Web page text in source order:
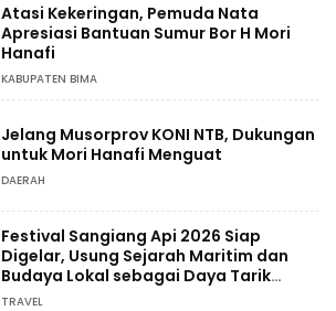
Atasi Kekeringan, Pemuda Nata
Apresiasi Bantuan Sumur Bor H Mori
Hanafi
KABUPATEN BIMA
Jelang Musorprov KONI NTB, Dukungan
untuk Mori Hanafi Menguat
DAERAH
Festival Sangiang Api 2026 Siap
Digelar, Usung Sejarah Maritim dan
Budaya Lokal sebagai Daya Tarik
Wisata
TRAVEL